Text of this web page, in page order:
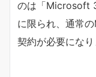
のは「Microsoft
に限られ、通常
契約が必要になり